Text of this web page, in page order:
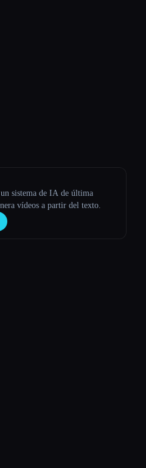
sistema de IA de última
vídeos a partir del texto.